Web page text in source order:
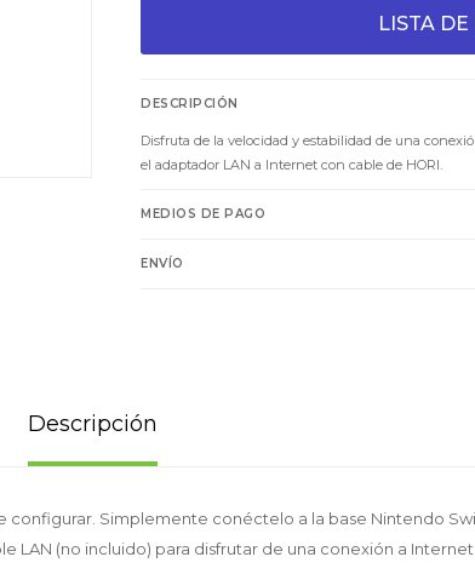
DESCRIPCIÓN
Disfruta de la velocidad y estabilidad de una
el adaptador LAN a Internet con cable de HORI.
MEDIOS DE PAGO
ENVÍO
Descripción
configurar. Simplemente conéctelo a la base Nintendo
LAN (no incluido) para disfrutar de una conexión a